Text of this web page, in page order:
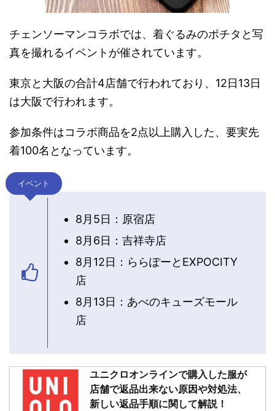
チェンソーマンコラボでは、着ぐるみのポチタと写
真を撮れるイベントが催されています。
東京と大阪の合計4店舗で行われており、12日13日
は大阪で行われます。
参加条件はコラボ商品を2点以上購入した、要実先
着100名となっています。
イベント
8月5日：原宿店
8月6日：吉祥寺店
8月12日：ららぽーとEXPOCITY
店
8月13日：あべのキューズモール
店
ユニクロオンラインで購入した服が
店舗で返品出来ない原因や対処法、
新しい返品手順に関して解説！